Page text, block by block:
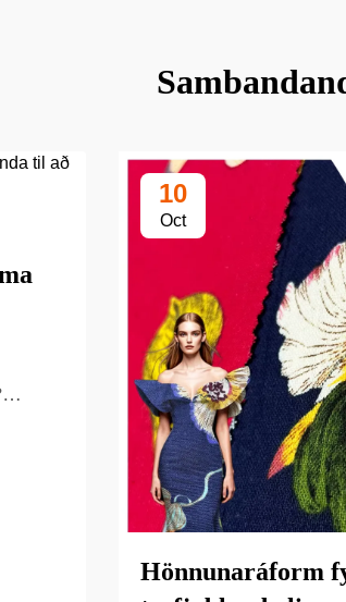
10
Oct
Hönnunaráform